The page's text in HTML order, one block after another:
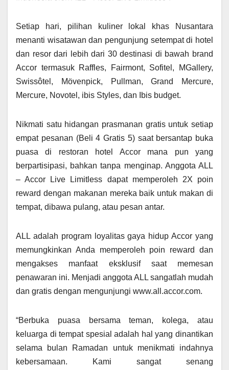
Setiap hari, pilihan kuliner lokal khas Nusantara
menanti wisatawan dan pengunjung setempat di hotel
dan resor dari lebih dari 30 destinasi di bawah brand
Accor termasuk Raffles, Fairmont, Sofitel, MGallery,
Swissôtel, Mövenpick, Pullman, Grand Mercure,
Mercure, Novotel, ibis Styles, dan Ibis budget.
Nikmati satu hidangan prasmanan gratis untuk setiap
empat pesanan (Beli 4 Gratis 5) saat bersantap buka
puasa di restoran hotel Accor mana pun yang
berpartisipasi, bahkan tanpa menginap. Anggota ALL
– Accor Live Limitless dapat memperoleh 2X poin
reward dengan makanan mereka baik untuk makan di
tempat, dibawa pulang, atau pesan antar.
ALL adalah program loyalitas gaya hidup Accor yang
memungkinkan Anda memperoleh poin reward dan
mengakses manfaat eksklusif saat memesan
penawaran ini. Menjadi anggota ALL sangatlah mudah
dan gratis dengan mengunjungi www.all.accor.com.
“Berbuka puasa bersama teman, kolega, atau
keluarga di tempat spesial adalah hal yang dinantikan
selama bulan Ramadan untuk menikmati indahnya
kebersamaan. Kami sangat senang